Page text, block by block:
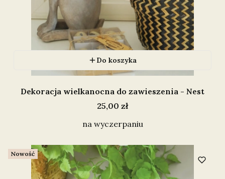
Do koszyka
Dekoracja wielkanocna do zawieszenia - Nest
Cena
25,00 zł
na wyczerpaniu
Nowość